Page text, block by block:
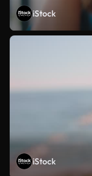
iStock
iStock